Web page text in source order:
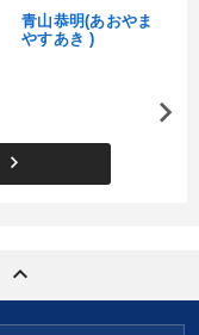
青山恭明(あおやま
やすあき )
keyboard_arrow_right
keyboard_arrow_up